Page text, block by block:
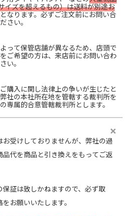
イズを超えるもの）は送料が別途お
となります。必ずご注文前にお問い合
さい。
って保管店舗が異なるため、店頭で
ご希望の方は、来店前にお問い合わ
い。
購入に関し法律上の争いが生じたと
社の本社所在地を管轄する裁判所を
専属的合意管轄裁判所とします。
受けしておりませんが、弊社の過
代を商品と引き換えをもってご返
証は致しかねますので、必ず取
お願いいたします。